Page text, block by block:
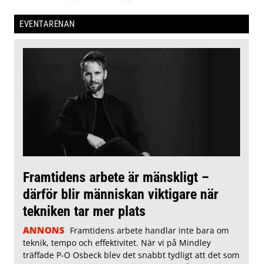
EVENTARENAN
Framtidens arbete är mänskligt –
därför blir människan viktigare när
tekniken tar mer plats
ANNONS Framtidens arbete handlar inte bara om
teknik, tempo och effektivitet. När vi på Mindley
träffade P-O Osbeck blev det snabbt tydligt att det som